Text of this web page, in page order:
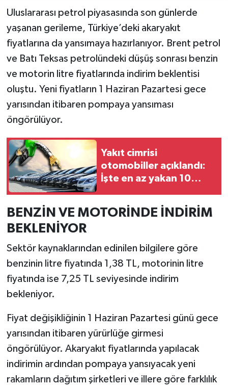
Uluslararası petrol piyasasında son günlerde
yaşanan gerileme, Türkiye’deki akaryakıt
fiyatlarına da yansımaya hazırlanıyor. Brent petrol
ve Batı Teksas petrolündeki düşüş sonrası benzin
ve motorin litre fiyatlarında indirim beklentisi
oluştu. Yeni fiyatların 1 Haziran Pazartesi gece
yarısından itibaren pompaya yansıması
öngörülüyor.
Yakıt cimrisi
otomobiller açıklandı:
İşte en az yakan 10
BENZİN VE MOTORİNDE İNDİRİM
BEKLENİYOR
Sektör kaynaklarından edinilen bilgilere göre
benzinin litre fiyatında 1,38 TL, motorinin litre
fiyatında ise 7,25 TL seviyesinde indirim
bekleniyor.
Fiyat değişikliğinin 1 Haziran Pazartesi günü gece
yarısından itibaren yürürlüğe girmesi
öngörülüyor. Akaryakıt fiyatlarında yapılacak
indirimin ardından pompaya yansıyacak yeni
rakamların dağıtım şirketleri ve illere göre farklılık